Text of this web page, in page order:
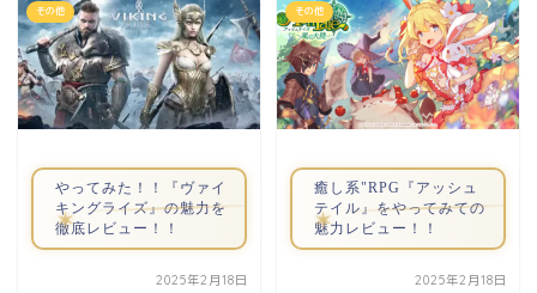
その他
やってみた！！『ヴァイ
キングライズ』の魅力を
徹底レビュー！！
2025年2月18日
その他
癒し系"RPG『アッシュ
テイル』をやってみての
魅力レビュー！！
2025年2月18日